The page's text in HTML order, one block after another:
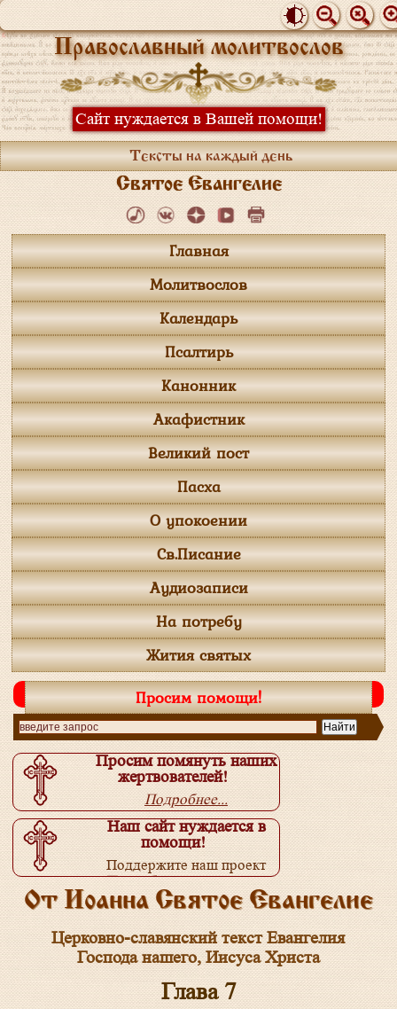
Православный молитвослов
Сайт нуждается в Вашей помощи!
Тексты на каждый день
Святое Евангелие
Главная
Молитвослов
Календарь
Псалтирь
Канонник
Акафистник
Великий пост
Пасха
О упокоении
Св.Писание
Аудиозаписи
На потребу
Жития святых
Просим помощи!
Просим помянуть наших
жертвователей!
Подробнее...
Наш сайт нуждается в
помощи!
Поддержите наш проект
Подробнее...
От Иоанна Святое Евангелие
Церковно-славянский текст Евангелия
Господа нашего, Иисуса Христа
Глава 7